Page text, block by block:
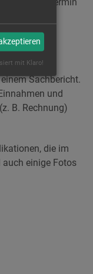
Sachbericht.
und
B. Rechnung)
die im
auch einige Fotos
mit Klaro!